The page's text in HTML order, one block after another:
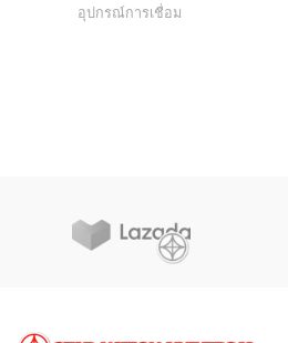
อุปกรณ์การเชื่อม